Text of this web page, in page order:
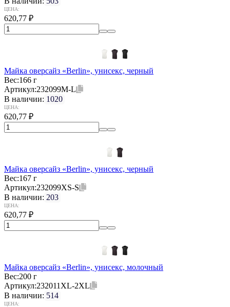
ЦЕНА:
620,77 ₽
Майка оверсайз «Berlin», унисекс, черный
Вес:166 г
Артикул:232099M-L
В наличии: 1020
ЦЕНА:
620,77 ₽
Майка оверсайз «Berlin», унисекс, черный
Вес:167 г
Артикул:232099XS-S
В наличии: 203
ЦЕНА:
620,77 ₽
Майка оверсайз «Berlin», унисекс, молочный
Вес:200 г
Артикул:232011XL-2XL
В наличии: 514
ЦЕНА: